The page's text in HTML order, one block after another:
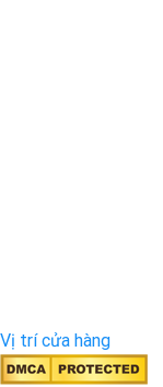
Vị trí cửa hàng